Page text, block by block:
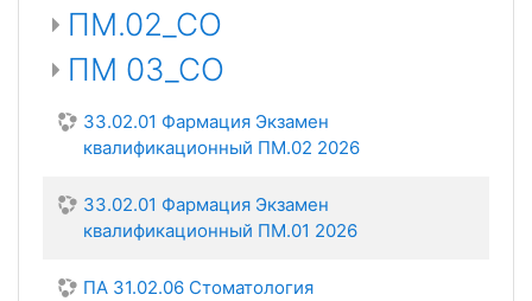
ПМ.02_СО
ПМ 03_СО
33.02.01 Фармация Экзамен
квалификационный ПМ.02 2026
33.02.01 Фармация Экзамен
квалификационный ПМ.01 2026
ПА 31.02.06 Стоматология